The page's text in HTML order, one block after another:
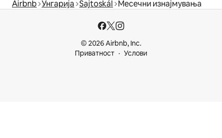
Airbnb Унгарија Sajtoskál Месечни изнајмувања
© 2026 Airbnb, Inc.
Приватност
Услови